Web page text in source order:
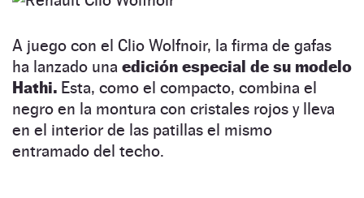
A juego con el Clio Wolfnoir, la firma de gafas
ha lanzado una edición especial de su modelo
Hathi. Esta, como el compacto, combina el
negro en la montura con cristales rojos y lleva
en el interior de las patillas el mismo
entramado del techo.